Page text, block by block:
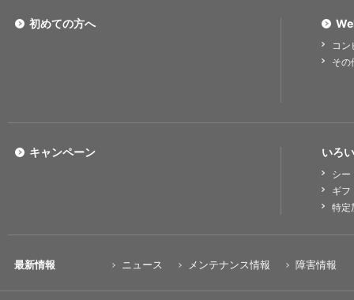
初めての方へ
コ
その
いろ
シー
ギフ
特定
キャンペーン
最新情報 ニュース メンテナンス情報 障害情報